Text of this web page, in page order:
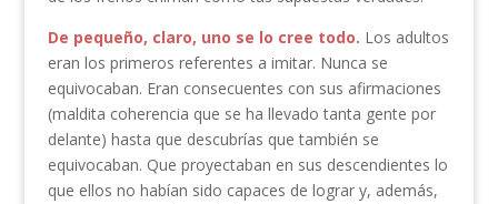
De pequeño, claro, uno se lo cree todo. Los adultos
eran los primeros referentes a imitar. Nunca se
equivocaban. Eran consecuentes con sus afirmaciones
(maldita coherencia que se ha llevado tanta gente por
delante) hasta que descubrías que también se
equivocaban. Que proyectaban en sus descendientes lo
que ellos no habían sido capaces de lograr y, además,